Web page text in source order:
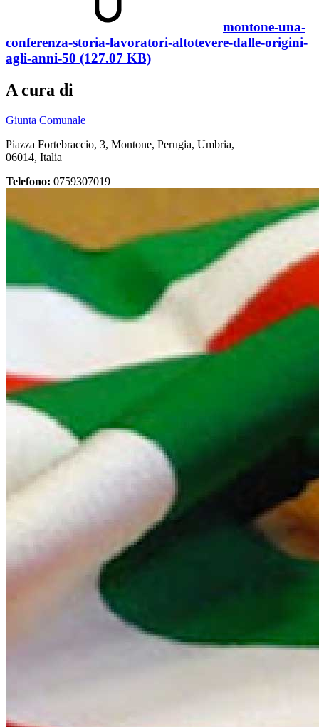
montone-una-
conferenza-storia-lavoratori-altotevere-dalle-origini-
agli-anni-50 (127.07 KB)
A cura di
Giunta Comunale
Piazza Fortebraccio, 3, Montone, Perugia, Umbria,
06014, Italia
Telefono: 0759307019